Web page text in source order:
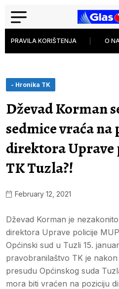
PRAVILA KORIŠTENJA O
- Hronika TK
Dževad Korman
sedmice vraća
direktora Uprave
TK Tuzla?!
February 12, 2021
Dževad Korman je
direktora Uprave policije
Općinski sud u Tuzli 15.
pravobranilaštvo TK je
presudu Općinskog suda
mora biti vraćen na poziciju